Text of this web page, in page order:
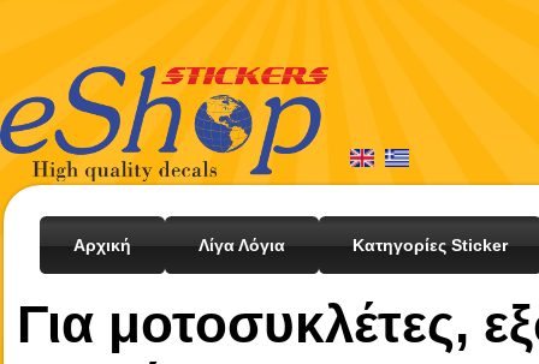
Αρχική Λίγα Λόγια Κατηγορίες Sticker
Για μοτοσυκλέτες,